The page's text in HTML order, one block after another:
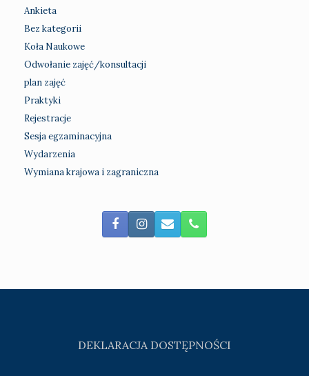
Ankieta
Bez kategorii
Koła Naukowe
Odwołanie zajęć/konsultacji
plan zajęć
Praktyki
Rejestracje
Sesja egzaminacyjna
Wydarzenia
Wymiana krajowa i zagraniczna
DEKLARACJA DOSTĘPNOŚCI